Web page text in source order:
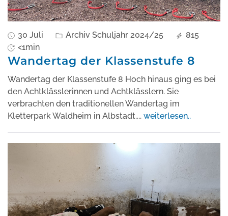
30 Juli Archiv Schuljahr 2024/25
815
<1min
Wandertag der Klassenstufe 8
Wandertag der Klassenstufe 8 Hoch hinaus ging es bei
den Achtklässlerinnen und Achtklässlern. Sie
verbrachten den traditionellen Wandertag im
Kletterpark Waldheim in Albstadt.... weiterlesen..